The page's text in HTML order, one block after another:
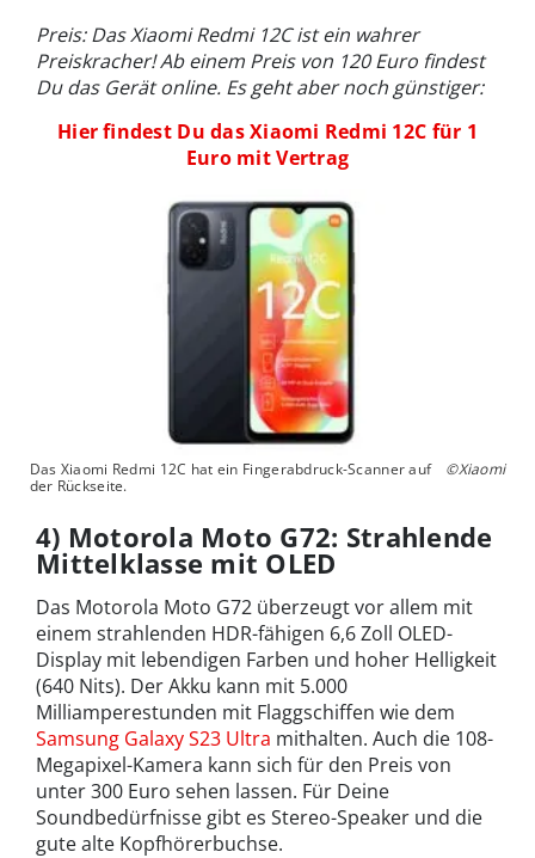
Preis: Das Xiaomi Redmi 12C ist ein wahrer
Preiskracher! Ab einem Preis von 120 Euro findest
Du das Gerät online. Es geht aber noch günstiger:
Hier findest Du das Xiaomi Redmi 12C für 1
Euro mit Vertrag
Das Xiaomi Redmi 12C hat ein Fingerabdruck-Scanner auf
der Rückseite.
©Xiaomi
4) Motorola Moto G72: Strahlende
Mittelklasse mit OLED
Das Motorola Moto G72 überzeugt vor allem mit
einem strahlenden HDR-fähigen 6,6 Zoll OLED-
Display mit lebendigen Farben und hoher Helligkeit
(640 Nits). Der Akku kann mit 5.000
Milliamperestunden mit Flaggschiffen wie dem
Samsung Galaxy S23 Ultra mithalten. Auch die 108-
Megapixel-Kamera kann sich für den Preis von
unter 300 Euro sehen lassen. Für Deine
Soundbedürfnisse gibt es Stereo-Speaker und die
gute alte Kopfhörerbuchse.